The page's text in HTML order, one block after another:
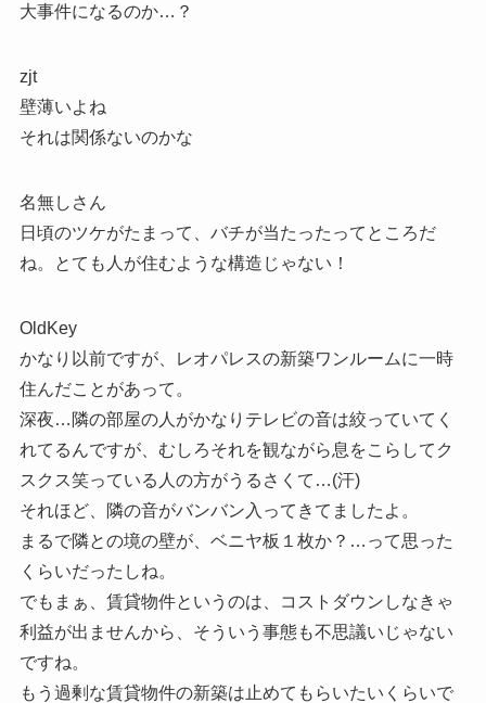
大事件になるのか…？
zjt
壁薄いよね
それは関係ないのかな
名無しさん
日頃のツケがたまって、バチが当たったってところだ
ね。とても人が住むような構造じゃない！
OldKey
かなり以前ですが、レオパレスの新築ワンルームに一時
住んだことがあって。
深夜…隣の部屋の人がかなりテレビの音は絞っていてく
れてるんですが、むしろそれを観ながら息をこらしてク
スクス笑っている人の方がうるさくて…(汗)
それほど、隣の音がバンバン入ってきてましたよ。
まるで隣との境の壁が、ベニヤ板１枚か？…って思った
くらいだったしね。
でもまぁ、賃貸物件というのは、コストダウンしなきゃ
利益が出ませんから、そういう事態も不思議いじゃない
ですね。
もう過剰な賃貸物件の新築は止めてもらいたいくらいで